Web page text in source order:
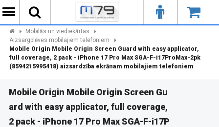
Mobilās un viediekārtas
Aizsargplēves mobilajiem telefoniem
Mobile Origin Mobile Origin Screen Guard with easy applicator,
full coverage, 2 pack - iPhone 17 Pro Max SGA-F-i17ProMax-2pk
(8594215995418) aizsardzība ekrānam mobilajiem telefoniem
Mobile Origin Mobile Origin Screen Gu
ard with easy applicator, full coverage,
2 pack - iPhone 17 Pro Max SGA-F-i17P